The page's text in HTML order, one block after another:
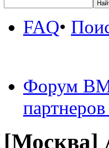
FAQ•
Форум
[Москва]